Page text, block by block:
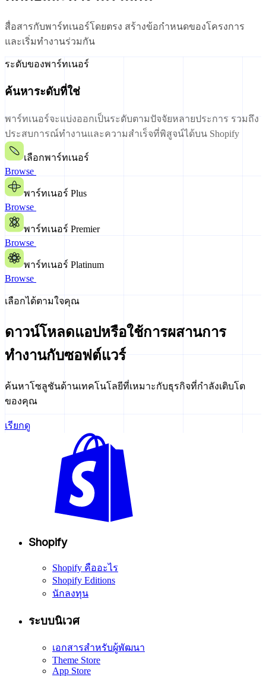
สื่อสารกับพาร์ทเนอร์โดยตรง สร้างข้อกำหนดของโครงการ
และเริ่มทำงานร่วมกัน
ระดับของพาร์ทเนอร์
ค้นหาระดับที่ใช่
พาร์ทเนอร์จะแบ่งออกเป็นระดับตามปัจจัยหลายประการ รวมถึง
ประสบการณ์ทำงานและความสำเร็จที่พิสูจน์ได้บน Shopify
เลือกพาร์ทเนอร์
Browse
พาร์ทเนอร์ Plus
Browse
พาร์ทเนอร์ Premier
Browse
พาร์ทเนอร์ Platinum
Browse
เลือกได้ตามใจคุณ
ดาวน์โหลดแอปหรือใช้การผสานการ
ทำงานกับซอฟต์แวร์
ค้นหาโซลูชันด้านเทคโนโลยีที่เหมาะกับธุรกิจที่กำลังเติบโต
ของคุณ
เรียกดู
Shopify
Shopify คืออะไร
Shopify Editions
นักลงทุน
ระบบนิเวศ
เอกสารสำหรับผู้พัฒนา
Theme Store
App Store